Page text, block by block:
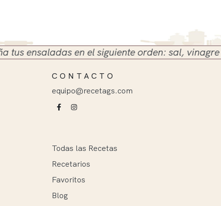
en el siguiente orden: sal, vinagre y
CONTACTO
equipo@recetags.com
Todas las Recetas
Recetarios
Favoritos
Blog